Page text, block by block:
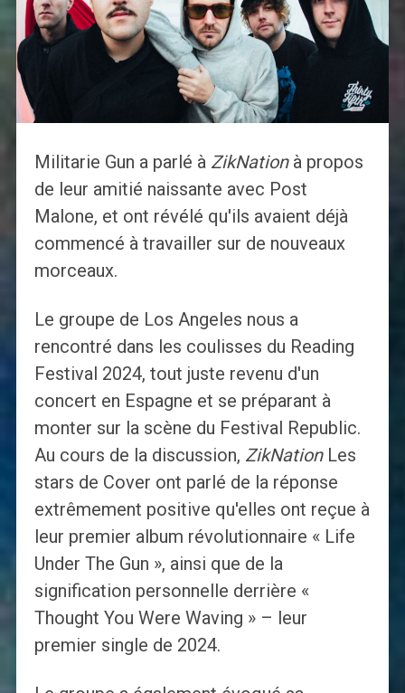
Militarie Gun a parlé à ZikNationà propos
de leur amitié naissante avec Post
Malone, et ont révélé qu'ils avaient déjà
commencé à travailler sur de nouveaux
morceaux.
Le groupe de Los Angeles nous a
rencontré dans les coulisses du Reading
Festival 2024, tout juste revenu d'un
concert en Espagne et se préparant à
monter sur la scène du Festival Republic.
Au cours de la discussion, ZikNationLes
stars de Cover ont parlé de la réponse
extrêmement positive qu'elles ont reçue à
leur premier album révolutionnaire « Life
Under The Gun », ainsi que de la
signification personnelle derrière «
Thought You Were Waving » – leur
premier single de 2024.